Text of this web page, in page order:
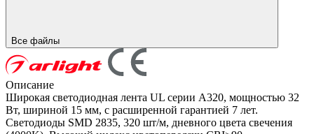
Все файлы
Описание
Широкая светодиодная лента UL серии A320, мощностью 32
Вт, шириной 15 мм, с расширенной гарантией 7 лет.
Светодиоды SMD 2835, 320 шт/м, дневного цвета свечения